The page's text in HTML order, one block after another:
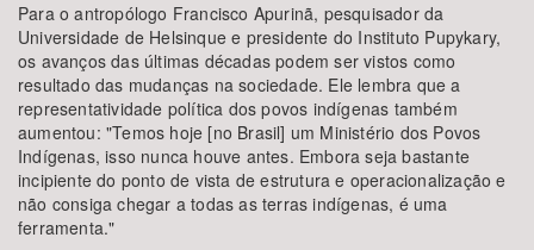
Para o antropólogo Francisco Apurinã, pesquisador da
Universidade de Helsinque e presidente do Instituto Pupykary,
os avanços das últimas décadas podem ser vistos como
resultado das mudanças na sociedade. Ele lembra que a
representatividade política dos povos indígenas também
aumentou: "Temos hoje [no Brasil] um Ministério dos Povos
Indígenas, isso nunca houve antes. Embora seja bastante
incipiente do ponto de vista de estrutura e operacionalização e
não consiga chegar a todas as terras indígenas, é uma
ferramenta."